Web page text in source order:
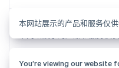
© 2026 Stripe, LLC
本网站展示的产品和服务仅
You’re viewing our website